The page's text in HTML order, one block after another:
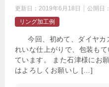
更新日： 2019年6月18日 公開日：
リング加工例
今回、初めて、ダイヤカ
れいな仕上がりで、包装も
ています。 また石津様にお
はよろしくお願いし […]